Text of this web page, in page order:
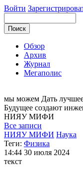
Войти
Обзор
Архив
Журнал
Мегаполис
мы можем Дать
Будущее создают
НИЯУМИФИ
Все записи
НИЯУ МИФИ Наука
Теги: Физика
14:44 30 июля 2024
текст